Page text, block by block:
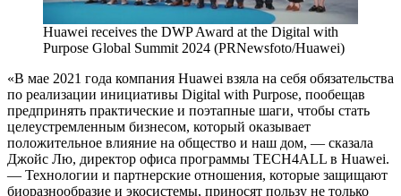
Huawei receives the DWP Award at the Digital with
Purpose Global Summit 2024 (PRNewsfoto/Huawei)
«В мае 2021 года компания Huawei взяла на себя обязательства
по реализации инициативы Digital with Purpose, пообещав
предпринять практические и поэтапные шаги, чтобы стать
целеустремленным бизнесом, который оказывает
положительное влияние на общество и наш дом, — сказала
Джойс Лю, директор офиса программы TECH4ALL в Huawei.
— Технологии и партнерские отношения, которые защищают
биоразнообразие и экосистемы, приносят пользу не только